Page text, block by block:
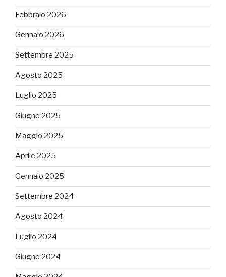
Febbraio 2026
Gennaio 2026
Settembre 2025
Agosto 2025
Luglio 2025
Giugno 2025
Maggio 2025
Aprile 2025
Gennaio 2025
Settembre 2024
Agosto 2024
Luglio 2024
Giugno 2024